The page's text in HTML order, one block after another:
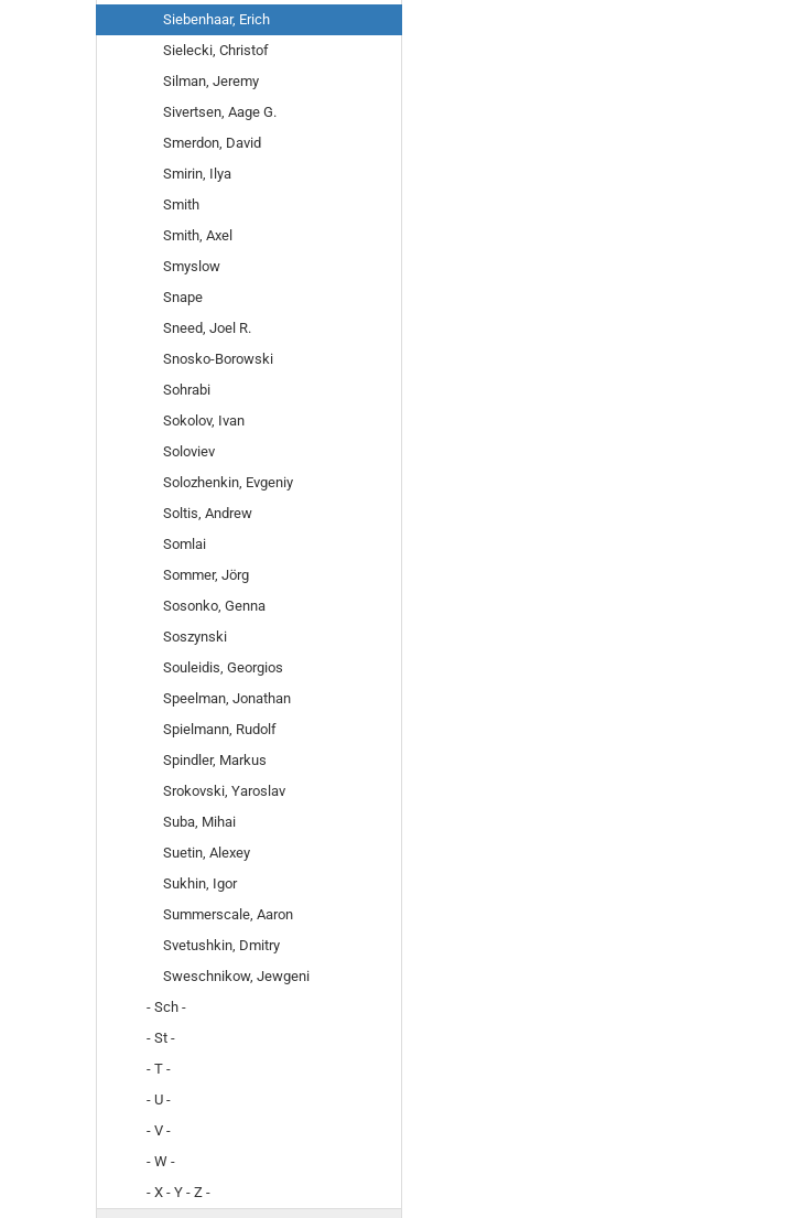
Siebenhaar, Erich
Sielecki, Christof
Silman, Jeremy
Sivertsen, Aage G.
Smerdon, David
Smirin, Ilya
Smith
Smith, Axel
Smyslow
Snape
Sneed, Joel R.
Snosko-Borowski
Sohrabi
Sokolov, Ivan
Soloviev
Solozhenkin, Evgeniy
Soltis, Andrew
Somlai
Sommer, Jörg
Sosonko, Genna
Soszynski
Souleidis, Georgios
Speelman, Jonathan
Spielmann, Rudolf
Spindler, Markus
Srokovski, Yaroslav
Suba, Mihai
Suetin, Alexey
Sukhin, Igor
Summerscale, Aaron
Svetushkin, Dmitry
Sweschnikow, Jewgeni
- Sch -
- St -
- T -
- U -
- V -
- W -
- X - Y - Z -